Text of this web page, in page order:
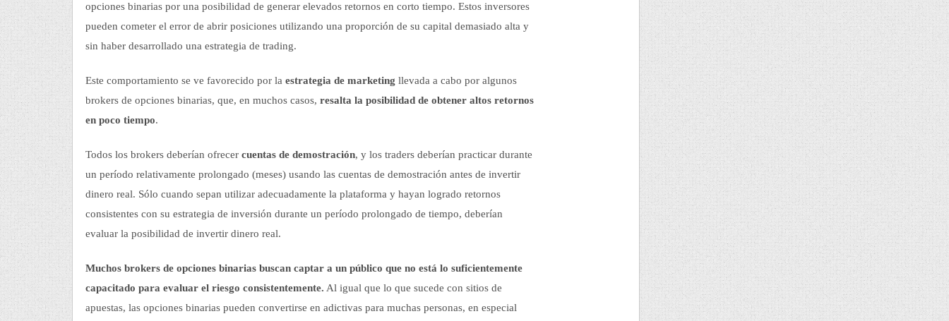
opciones binarias por una posibilidad de generar elevados retornos en corto tiempo. Estos inversores
pueden cometer el error de abrir posiciones utilizando una proporción de su capital demasiado alta y
sin haber desarrollado una estrategia de trading.
Este comportamiento se ve favorecido por la estrategia de marketing llevada a cabo por algunos
brokers de opciones binarias, que, en muchos casos, resalta la posibilidad de obtener altos retornos
en poco tiempo.
Todos los brokers deberían ofrecer cuentas de demostración, y los traders deberían practicar durante
un período relativamente prolongado (meses) usando las cuentas de demostración antes de invertir
dinero real. Sólo cuando sepan utilizar adecuadamente la plataforma y hayan logrado retornos
consistentes con su estrategia de inversión durante un período prolongado de tiempo, deberían
evaluar la posibilidad de invertir dinero real.
Muchos brokers de opciones binarias buscan captar a un público que no está lo suficientemente
capacitado para evaluar el riesgo consistentemente. Al igual que lo que sucede con sitios de
apuestas, las opciones binarias pueden convertirse en adictivas para muchas personas, en especial